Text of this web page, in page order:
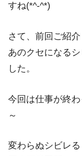
すね(*^-^*)
さて、前回ご紹
あのクセになる
した。
今回は仕事が終
～
変わらぬシビレる